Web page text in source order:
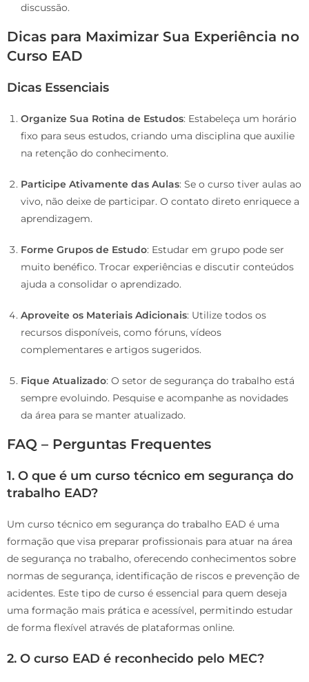
discussão.
Dicas para Maximizar Sua Experiência no
Curso EAD
Dicas Essenciais
Organize Sua Rotina de Estudos: Estabeleça um horário
fixo para seus estudos, criando uma disciplina que auxilie
na retenção do conhecimento.
Participe Ativamente das Aulas: Se o curso tiver aulas ao
vivo, não deixe de participar. O contato direto enriquece a
aprendizagem.
Forme Grupos de Estudo: Estudar em grupo pode ser
muito benéfico. Trocar experiências e discutir conteúdos
ajuda a consolidar o aprendizado.
Aproveite os Materiais Adicionais: Utilize todos os
recursos disponíveis, como fóruns, vídeos
complementares e artigos sugeridos.
Fique Atualizado: O setor de segurança do trabalho está
sempre evoluindo. Pesquise e acompanhe as novidades
da área para se manter atualizado.
FAQ – Perguntas Frequentes
1. O que é um curso técnico em segurança do
trabalho EAD?
Um curso técnico em segurança do trabalho EAD é uma
formação que visa preparar profissionais para atuar na área
de segurança no trabalho, oferecendo conhecimentos sobre
normas de segurança, identificação de riscos e prevenção de
acidentes. Este tipo de curso é essencial para quem deseja
uma formação mais prática e acessível, permitindo estudar
de forma flexível através de plataformas online.
2. O curso EAD é reconhecido pelo MEC?